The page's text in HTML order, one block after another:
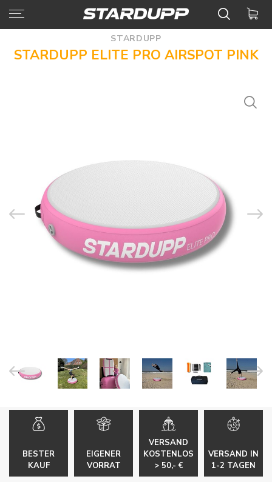
STARDUPP
STARDUPP ELITE PRO AIRSPOT PINK
BESTER
KAUF
EIGENER
VORRAT
VERSAND
KOSTENLOS
> 50,- €
VERSAND IN
1-2 TAGEN